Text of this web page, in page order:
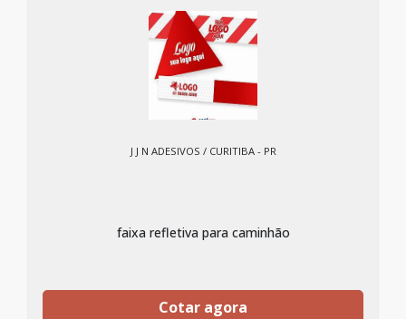
J J N ADESIVOS / CURITIBA - PR
faixa refletiva para caminhão
Cotar agora